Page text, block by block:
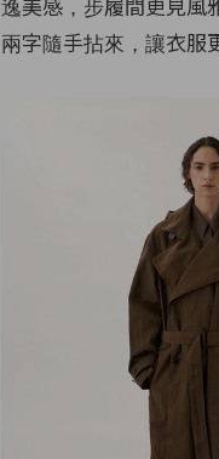
兩字隨手拈來，讓衣服